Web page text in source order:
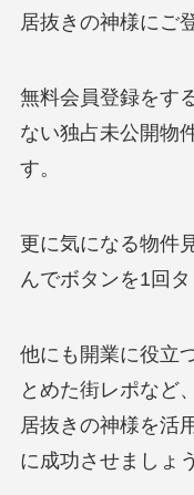
居抜きの神様にご
無料会員登録をす
ない独占未公開物
す。
更に気になる物件
んでボタンを1回
他にも開業に役立
とめた街レポなど
居抜きの神様を活
に成功させましょう